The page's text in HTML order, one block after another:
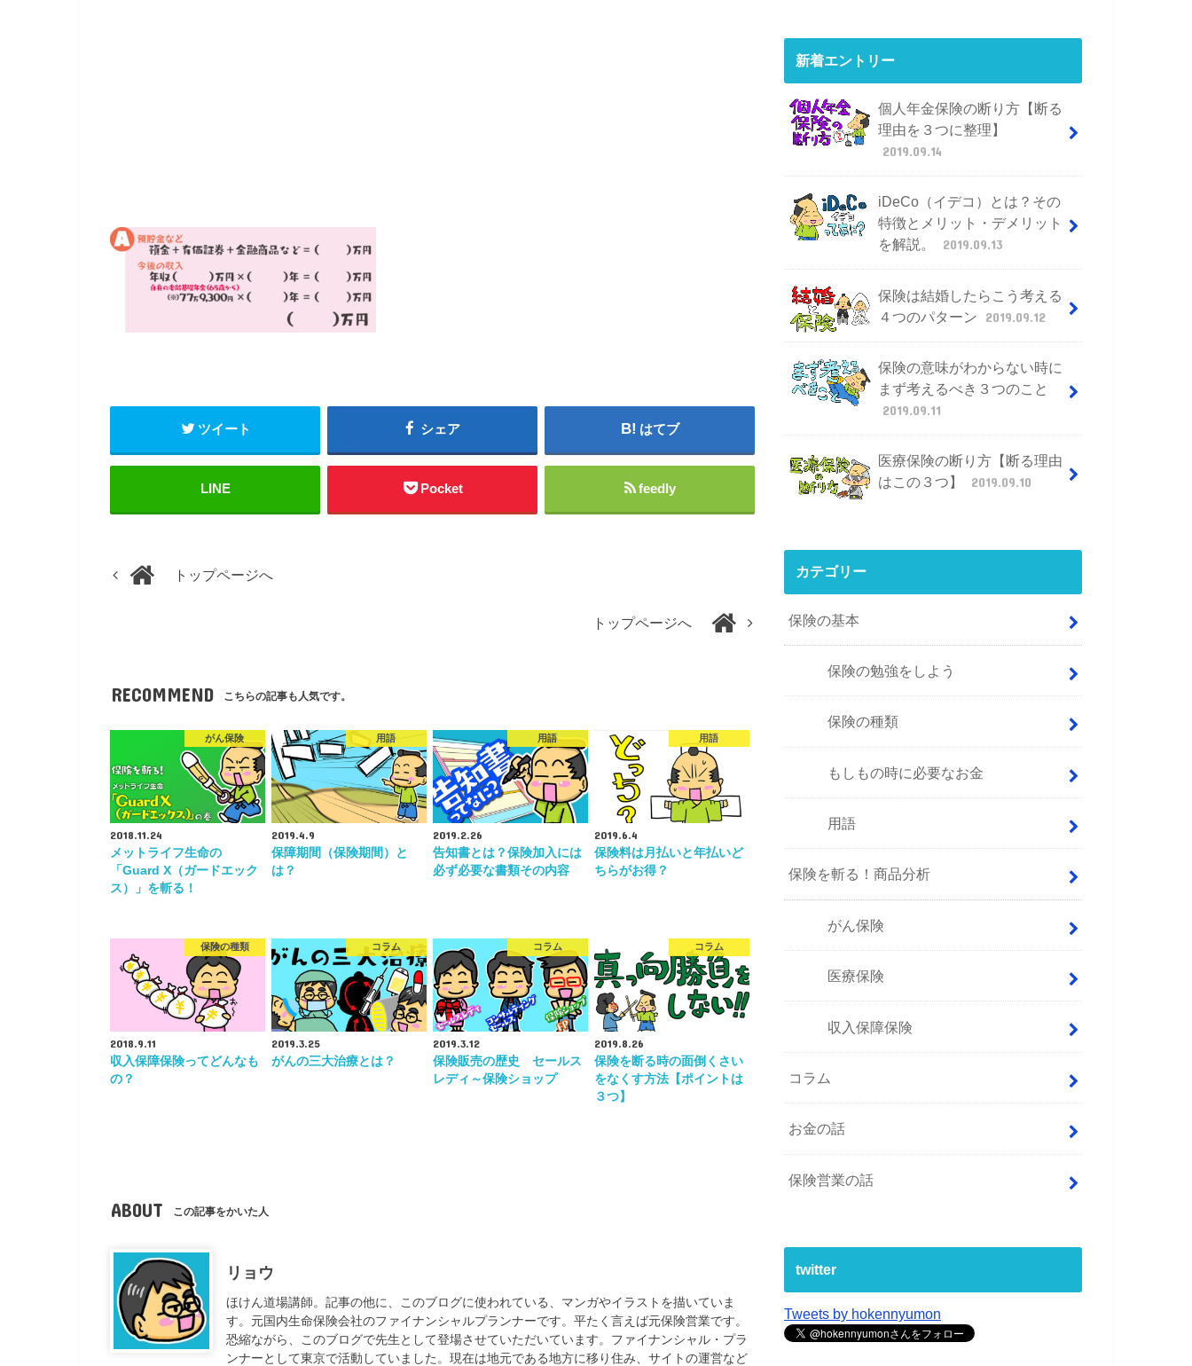
ツイート シェア はてブ
LINE Pocket feedly
トップページへ
トップページへ
RECOMMEND こちらの記事も人気です。
がん保険
2018.11.24
メットライフ生命の
「Guard X（ガードエック
ス）」を斬る！
用語
2019.4.9
保障期間（保険期間）と
は？
用語
2019.2.26
告知書とは？保険加入には
必ず必要な書類その内容
用語
2019.6.4
保険料は月払いと年払いど
ちらがお得？
保険の種類
2018.9.11
収入保障保険ってどんなも
の？
コラム
2019.3.25
がんの三大治療とは？
コラム
2019.3.12
保険販売の歴史 セールス
レディ～保険ショップ
コラム
2019.8.26
保険を断る時の面倒くさい
をなくす方法【ポイントは
３つ】
ABOUT この記事をかいた人
リョウ
ほけん道場講師。記事の他に、このブログに使われている、マンガやイラストを描いていま
す。元国内生命保険会社のファイナンシャルプランナーです。平たく言えば元保険営業です。
恐縮ながら、このブログで先生として登場させていただいています。ファイナンシャル・プラ
ンナーとして東京で活動していました。現在は地元である地方に移り住み、サイトの運営など
新着エントリー
個人年金保険の断り方【断る
理由を３つに整理】
2019.09.14
iDeCo（イデコ）とは？その
特徴とメリット・デメリット
を解説。
2019.09.13
保険は結婚したらこう考える
４つのパターン
2019.09.12
保険の意味がわからない時に
まず考えるべき３つのこと
2019.09.11
医療保険の断り方【断る理由
はこの３つ】
2019.09.10
カテゴリー
保険の基本
保険の勉強をしよう
保険の種類
もしもの時に必要なお金
用語
保険を斬る！商品分析
がん保険
医療保険
収入保障保険
コラム
お金の話
保険営業の話
twitter
Tweets by hokennyumon